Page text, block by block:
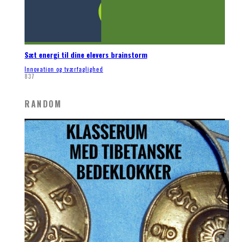
Sæt energi til dine elevers brainstorm
Innovation og tværfaglighed
837
RANDOM